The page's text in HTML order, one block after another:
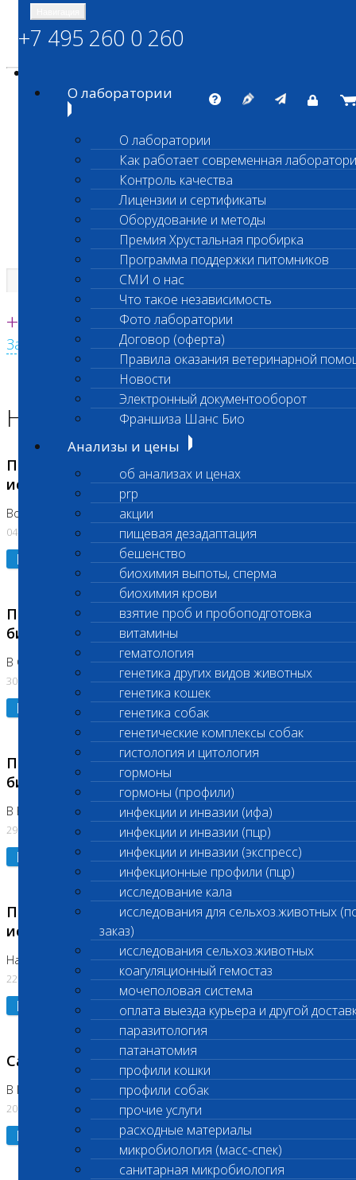
ШАНС БИО
Независимая ветеринарная лаборатория
Единая круглосуточная справочная
+7 495 260 0 260
Заказать звонок с сайта
+7 495 260 0 260
О лаборатории
О лаборатории
Как работает современная
Контроль качества
Лицензии и сертификаты
Оборудование и методы
Премия Хрустальная пробирка
Программа поддержки питомников
СМИ о нас
Что такое независимость
Фото лаборатории
Договор (оферта)
Правила оказания ветеринарной
Новости
Электронный документооборот
Франшиза Шанс Био
Анализы и цены
об анализах и ценах
prp
акции
пищевая дезадаптация
бешенство
биохимия выпоты, сперма
биохимия крови
взятие проб и пробоподготовка
витамины
гематология
генетика других видов животных
генетика кошек
генетика собак
генетические комплексы собак
гистология и цитология
гормоны
гормоны (профили)
инфекции и инвазии (ифа)
инфекции и инвазии (пцр)
инфекции и инвазии (экспресс)
инфекционные профили (пцр)
исследование кала
исследования для сельхоз.животных
заказ)
исследования сельхоз.животных
коагуляционный гемостаз
мочеполовая система
оплата выезда курьера и другой
паразитология
патанатомия
профили кошки
профили собак
прочие услуги
расходные материалы
микробиология (масс-спек)
санитарная микробиология
Главная страница
Новости лаборатории
Приостановка срочных биохимических
исследований
Во Владыкино
04.08.2026
Подробнее
Приостановлено выполнение срочных
биохимических исследований
В Сколково. Код (123,309,310)
30.07.2026
Подробнее
Приостановлено выполнение срочных
биохимических исследований
В Бутово 29.07.26
29.07.2026
Подробнее
Приостановлено выполнение биохимических
исследований
На Нагорной. Код ( 123,310,309)
22.07.2026
Подробнее
Санитарные дни
В Коломне 24.07.2026 и 28.07.2026
20.07.2026
Подробнее